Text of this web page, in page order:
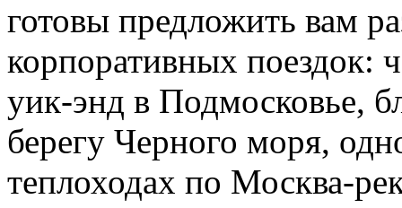
готовы предложить вам
корпоративных поездок:
уик-энд в Подмосковье,
берегу Черного моря,
теплоходах по Москва-